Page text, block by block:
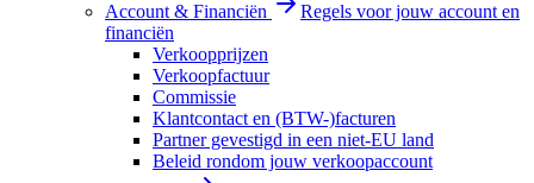
Account & Financiën
Regels voor jouw account en
financiën
Verkoopprijzen
Verkoopfactuur
Commissie
Klantcontact en (BTW-)facturen
Partner gevestigd in een niet-EU land
Beleid rondom jouw verkoopaccount